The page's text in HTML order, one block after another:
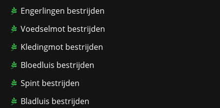
Engerlingen bestrijden
Voedselmot bestrijden
Kledingmot bestrijden
Bloedluis bestrijden
Spint bestrijden
Bladluis bestrijden